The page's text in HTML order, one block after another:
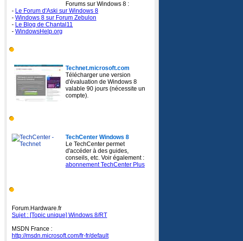
Forums sur Windows 8 :
- Le Forum d'Aski sur Windows 8
- Windows 8 sur Forum Zebulon
- Le Blog de Chantal11
- WindowsHelp.org
Technet.microsoft.com
Télécharger une version
d'évaluation de Windows 8
valable 90 jours (nécessite un
compte).
TechCenter Windows 8
Le TechCenter permet
d'accéder à des guides,
conseils, etc. Voir également :
abonnement TechCenter Plus
Forum.Hardware.fr
Sujet : [Topic unique] Windows 8/RT
MSDN France :
http://msdn.microsoft.com/fr-fr/default